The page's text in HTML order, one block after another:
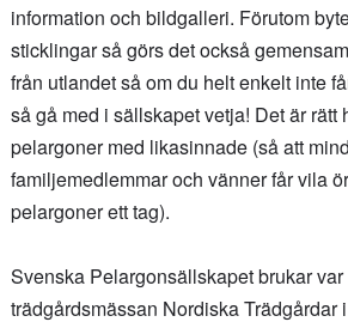
information och bildgalleri. Förutom
sticklingar så görs det också
från utlandet så om du helt enkelt inte
så gå med i sällskapet vetja! Det är rätt
pelargoner med likasinnade (så att
familjemedlemmar och vänner får vila
pelargoner ett tag).
Svenska Pelargonsällskapet brukar
trädgårdsmässan Nordiska Trädgårdar